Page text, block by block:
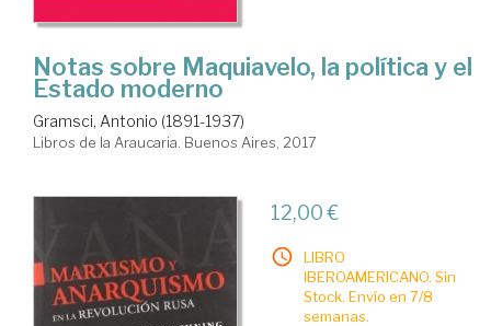
Notas sobre Maquiavelo, la política y el
Estado moderno
Gramsci, Antonio (1891-1937)
Libros de la Araucaria. Buenos Aires, 2017
12,00 €
LIBRO
IBEROAMERICANO. Sin
Stock. Envío en 7/8
semanas.